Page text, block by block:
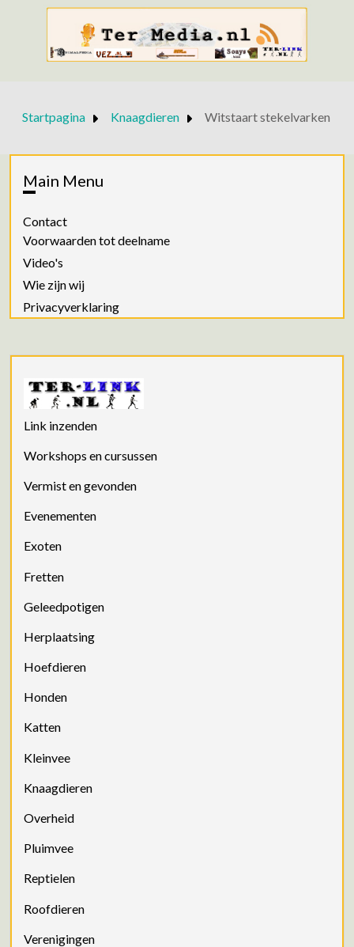
Startpagina Knaagdieren Witstaart stekelvarken
Main Menu
Contact
Voorwaarden tot deelname
Video's
Wie zijn wij
Privacyverklaring
Link inzenden
Workshops en cursussen
Vermist en gevonden
Evenementen
Exoten
Fretten
Geleedpotigen
Herplaatsing
Hoefdieren
Honden
Katten
Kleinvee
Knaagdieren
Overheid
Pluimvee
Reptielen
Roofdieren
Verenigingen